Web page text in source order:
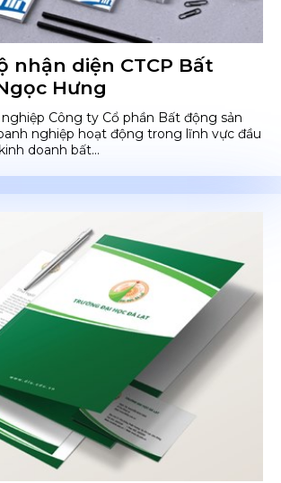
nhận diện CTCP Bất
Hưng
Công ty Cổ phần Bất động sản
nghiệp hoạt động trong lĩnh vực đầu
doanh bất...